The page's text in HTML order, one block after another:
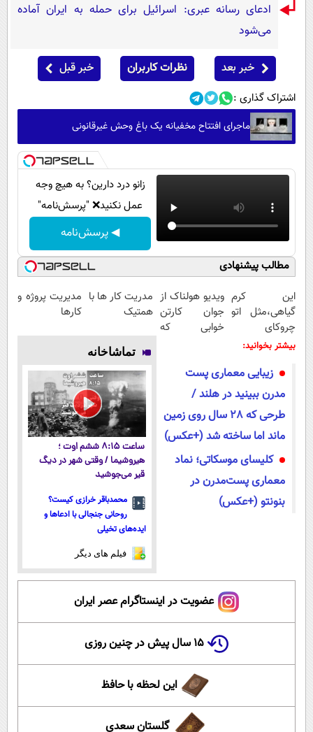
ادعای رسانه عبری: اسرائیل برای حمله به ایران آماده
می‌شود
خبر بعد نظرات کاربران خبر قبل
اشتراک گذاری :
ماجرای افتتاح مخفیانه یک باغ وحش غیرقانونی
زانو درد دارین؟ به هیچ وجه
عمل نکنید❌ "پرسش‌نامه"
◀ پرسش‌نامه
مطالب پیشنهادی
این کرم
گیاهی،مثل اتو
چروکای
پوستتوصاف
ویدیو هولناک از
جوان کارتن
خوابی که
مدریت کار ها با
همتیک
مدیریت پروژه و
کارها
بیشتر بخوانید:
زیبایی معماری پست
مدرن ببینید در هلند /
طرحی که 28 سال روی زمین
ماند اما ساخته شد (+عکس)
کلیسای موسکاتی؛ نماد
معماری پست‌مدرن در
بنونتو (+عکس)
تماشاخانه
ساعت ۸:۱۵ ششم اوت ؛
هیروشیما / وقتی شهر در دیگ
قیر می‌جوشید
محمدباقر خرازی کیست؟
روحانی جنجالی با ادعاها و
ایده‌های تخیلی
فیلم های دیگر
عضویت در اینستاگرام عصر ایران
۱۵ سال پیش در چنین روزی
این لحظه با حافظ
گلستان سعدی